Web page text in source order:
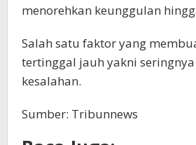
menorehkan keunggulan
Salah satu faktor yang
tertinggal jauh yakni
kesalahan.
Sumber: Tribunnews